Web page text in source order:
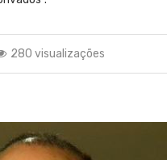
280 visualizações